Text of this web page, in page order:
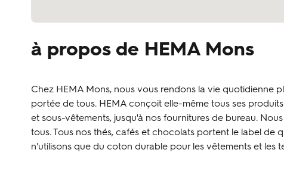
à propos de HEMA Mons
Chez HEMA Mons, nous vous rendons la vie quotidienne
portée de tous. HEMA conçoit elle-même tous ses
et sous-vêtements, jusqu'à nos fournitures de bureau.
tous. Tous nos thés, cafés et chocolats portent le label de
n'utilisons que du coton durable pour les vêtements et les